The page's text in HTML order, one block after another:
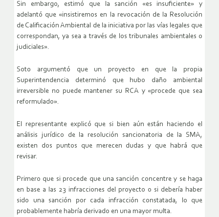
Sin embargo, estimó que la sanción «es insuficiente» y
adelantó que «insistiremos en la revocación de la Resolución
de Calificación Ambiental de la iniciativa por las vías legales que
correspondan, ya sea a través de los tribunales ambientales o
judiciales».
Soto argumentó que un proyecto en que la propia
Superintendencia determinó que hubo daño ambiental
irreversible no puede mantener su RCA y «procede que sea
reformulado».
El representante explicó que si bien aún están haciendo el
análisis jurídico de la resolución sancionatoria de la SMA,
existen dos puntos que merecen dudas y que habrá que
revisar.
Primero que si procede que una sanción concentre y se haga
en base a las 23 infracciones del proyecto o si debería haber
sido una sanción por cada infracción constatada, lo que
probablemente habría derivado en una mayor multa.